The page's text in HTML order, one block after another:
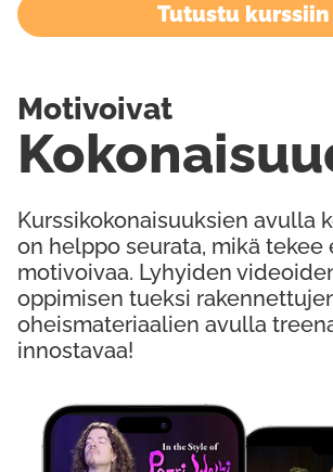
Tutustu kurssiin
Kurssikokonaisuuksien avulla
on helppo seurata, mikä tekee
motivoivaa. Lyhyiden
oppimisen tueksi
oheismateriaalien avulla
innostavaa!
Motivoivat